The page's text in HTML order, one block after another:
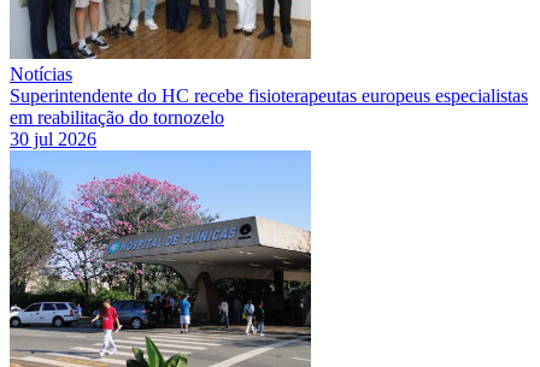
Notícias
Superintendente do HC recebe fisioterapeutas europeus especialistas
em reabilitação do tornozelo
30 jul 2026